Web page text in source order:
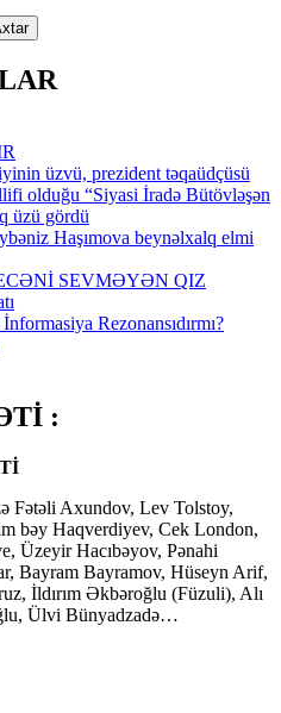
üzvü, prezident təqaüdçüsü
olduğu “Siyasi İradə Bütövləşən
üzü gördü
Haşımova beynəlxalq elmi
SEVMƏYƏN QIZ
Rezonansıdırmı?
:
Fətəli Axundov, Lev Tolstoy,
bəy Haqverdiyev, Cek London,
Üzeyir Hacıbəyov, Pənahi
Bayram Bayramov, Hüseyn Arif,
İldırım Əkbəroğlu (Füzuli), Alı
Ülvi Bünyadzadə…